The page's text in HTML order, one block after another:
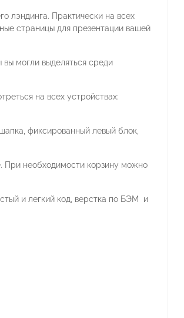
лэндинга. Практически на всех
страницы для презентации вашей
могли выделяться среди
на всех устройствах:
фиксированный левый блок,
При необходимости корзину можно
и легкий код, верстка по БЭМ и